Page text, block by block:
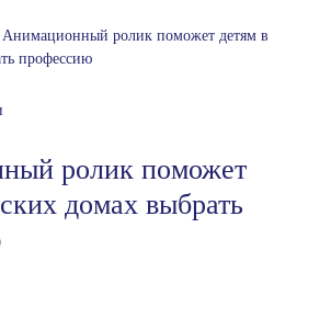
Анимационный ролик поможет детям в
профессию
ролик поможет
домах выбрать